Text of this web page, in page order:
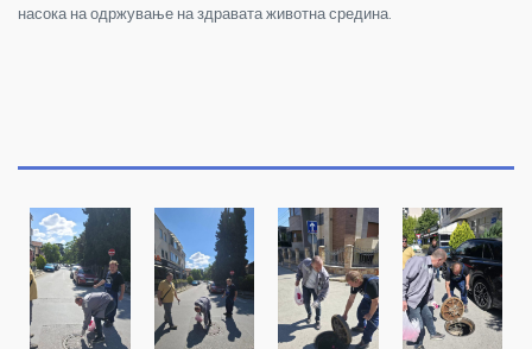
насока на одржување на здравата животна средина.